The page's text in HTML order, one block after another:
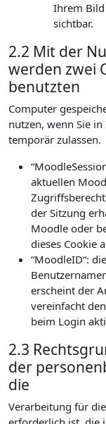
Ihrem
sichtbar.
2.2 Mit der
werden zwei
benutzten
Computer
nutzen, wenn Sie
temporär zulassen.
aktuellen
der Sitzung
Moodle oder
dieses Cookie
“MoodleID“:
erscheint der
vereinfacht
beim Login
2.3
der
die
Verarbeitung für